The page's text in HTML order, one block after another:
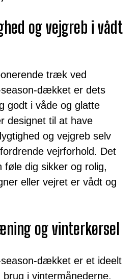
og vejgreb i vådt
træk ved
dækket er dets
godt i våde og glatte
designet til at have
og vejgreb selv
vejrforhold. Det
føle dig sikker og rolig,
eller vejret er vådt og
og vinterkørsel
dækket er et ideelt
i vintermånederne.